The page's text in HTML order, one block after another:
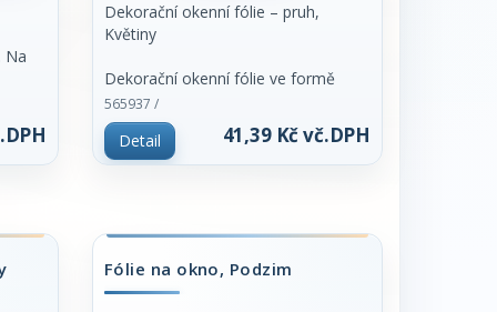
Na
Dekorační okenní fólie – pruh,
Květiny
Dekorační okenní fólie ve formě
pruhu s motivem
květin a motýlů o rozměru 22,5 × 60
cm je ideální pro ozdobení spodní
nebo horní části
stopy, snadno se
Vlastnosti:
565937 /
Detail 41,39 Kč vč.DPH
Fólie na okno, Podzim